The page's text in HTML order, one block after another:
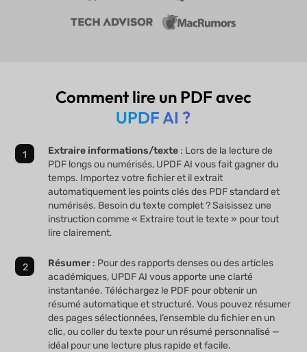
Comment lire un PDF avec
UPDF AI ?
Extraire informations/texte : Lors de la lecture de
PDF longs ou numérisés, UPDF AI vous fait gagner du
temps. Importez votre fichier et il extrait
automatiquement les points clés des PDF standard et
numérisés. Besoin du texte complet ? Saisissez une
instruction comme « Extraire tout le texte » pour tout
lire clairement.
Résumer : Pour des rapports denses ou des articles
académiques, UPDF AI vous apporte une clarté
instantanée. Téléchargez le PDF pour obtenir un
résumé automatique et structuré. Vous pouvez résumer
des pages sélectionnées, l’ensemble du fichier en un
clic, ou coller du texte pour un résumé personnalisé —
idéal pour une lecture plus rapide et facile.